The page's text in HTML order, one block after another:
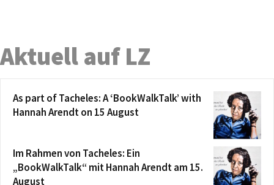
Aktuell auf LZ
As part of Tacheles: A ‘BookWalkTalk’ with
Hannah Arendt on 15 August
Im Rahmen von Tacheles: Ein
„BookWalkTalk“ mit Hannah Arendt am 15.
August